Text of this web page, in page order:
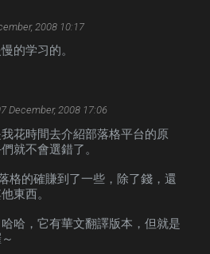
2008 10:17
的学习的。
December, 2008 17:06
花時間去介紹部落格平台的原
就不會選錯了。
格的確賺到了一些，除了錢，還
東西。
哈，它有華文翻譯版本，但就是